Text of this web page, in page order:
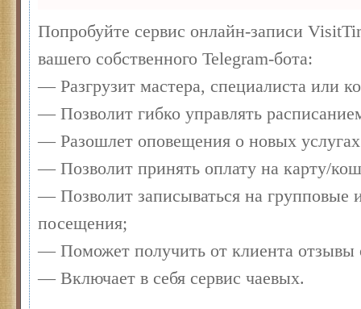
Попробуйте сервис онлайн-записи
вашего собственного Telegram-бота:
— Разгрузит мастера, специалиста или
— Позволит гибко управлять
— Разошлет оповещения о новых
— Позволит принять оплату на карту/
— Позволит записываться на групповые
посещения;
— Поможет получить от клиента отзывы
— Включает в себя сервис чаевых.